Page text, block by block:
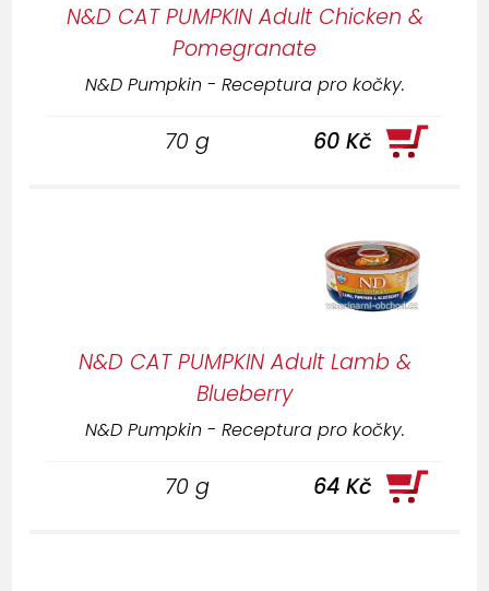
N&D CAT PUMPKIN Adult Chicken &
Pomegranate
N&D Pumpkin - Receptura pro kočky.
70 g 60 Kč
N&D CAT PUMPKIN Adult Lamb &
Blueberry
N&D Pumpkin - Receptura pro kočky.
70 g 64 Kč